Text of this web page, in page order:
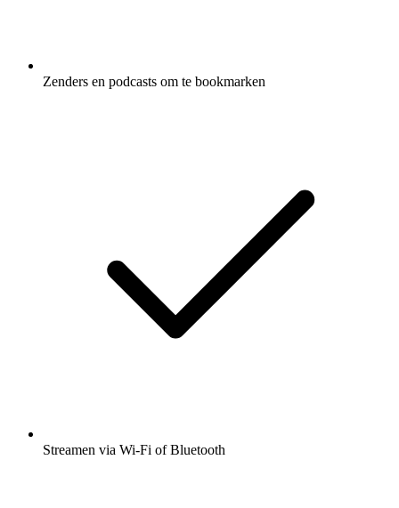
Zenders en podcasts om te bookmarken
Streamen via Wi-Fi of Bluetooth